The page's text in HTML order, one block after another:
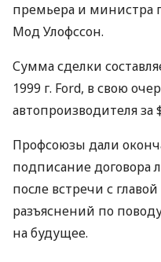
премьера и
Мод Улофссон.
Сумма сделки
1999 г. Ford, в свою
автопроизводителя за
Профсоюзы дали
подписание договора
после встречи с
разъяснений по
на будущее.